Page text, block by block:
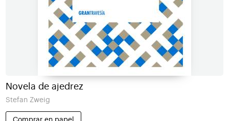
Novela de ajedrez
Stefan Zweig